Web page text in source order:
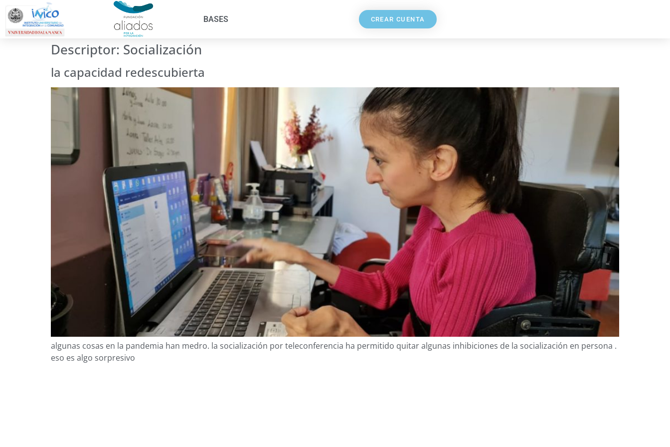
BASES CREAR CUENTA
Descriptor: Socialización
la capacidad redescubierta
algunas cosas en la pandemia han medro. la socialización por teleconferencia ha permitido quitar algunas inhibiciones de la socialización en persona .
eso es algo sorpresivo